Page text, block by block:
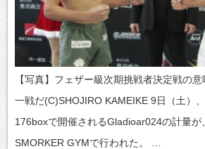
【写真】フェザー級次期挑戦者決定戦の
一戦だ(C)SHOJIRO KAMEIKE 9日（土）
176boxで開催されるGladioar024の計量が
SMORKER GYMで行われた。 …